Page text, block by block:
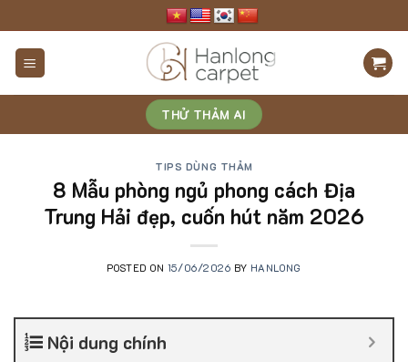
to
content
THỬ THẢM AI
TIPS DÙNG THẢM
8 Mẫu phòng ngủ phong cách Địa
Trung Hải đẹp, cuốn hút năm 2026
POSTED ON 15/06/2026 BY HANLONG
Nội dung chính